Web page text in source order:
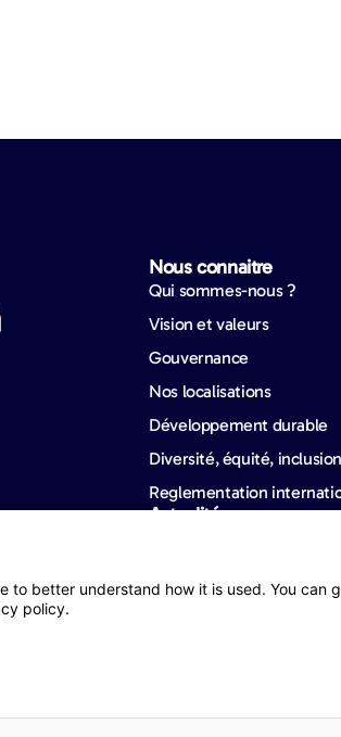
Nous connaitre​
Qui sommes-nous ?
Vision et valeurs
Gouvernance
Nos localisations
Développement durable
Diversité, équité, inclusion
Reglementation
Actualités
to better understand how it is used. You
policy.